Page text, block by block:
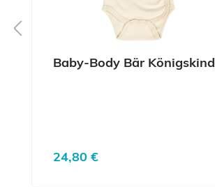
Baby-Body Bär Königskind
Regulärer Preis:
24,80 €